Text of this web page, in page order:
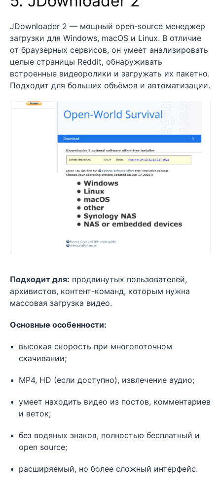
JDownloader 2 — мощный open-source менеджер
загрузки для Windows, macOS и Linux. В отличие
от браузерных сервисов, он умеет анализировать
целые страницы Reddit, обнаруживать
встроенные видеоролики и загружать их пакетно.
Подходит для больших объёмов и автоматизации.
Подходит для: продвинутых пользователей,
архивистов, контент-команд, которым нужна
массовая загрузка видео.
Основные особенности:
высокая скорость при многопоточном
скачивании;
MP4, HD (если доступно), извлечение аудио;
умеет находить видео из постов, комментариев
и веток;
без водяных знаков, полностью бесплатный и
open source;
расширяемый, но более сложный интерфейс.